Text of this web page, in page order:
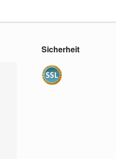
Sicherheit